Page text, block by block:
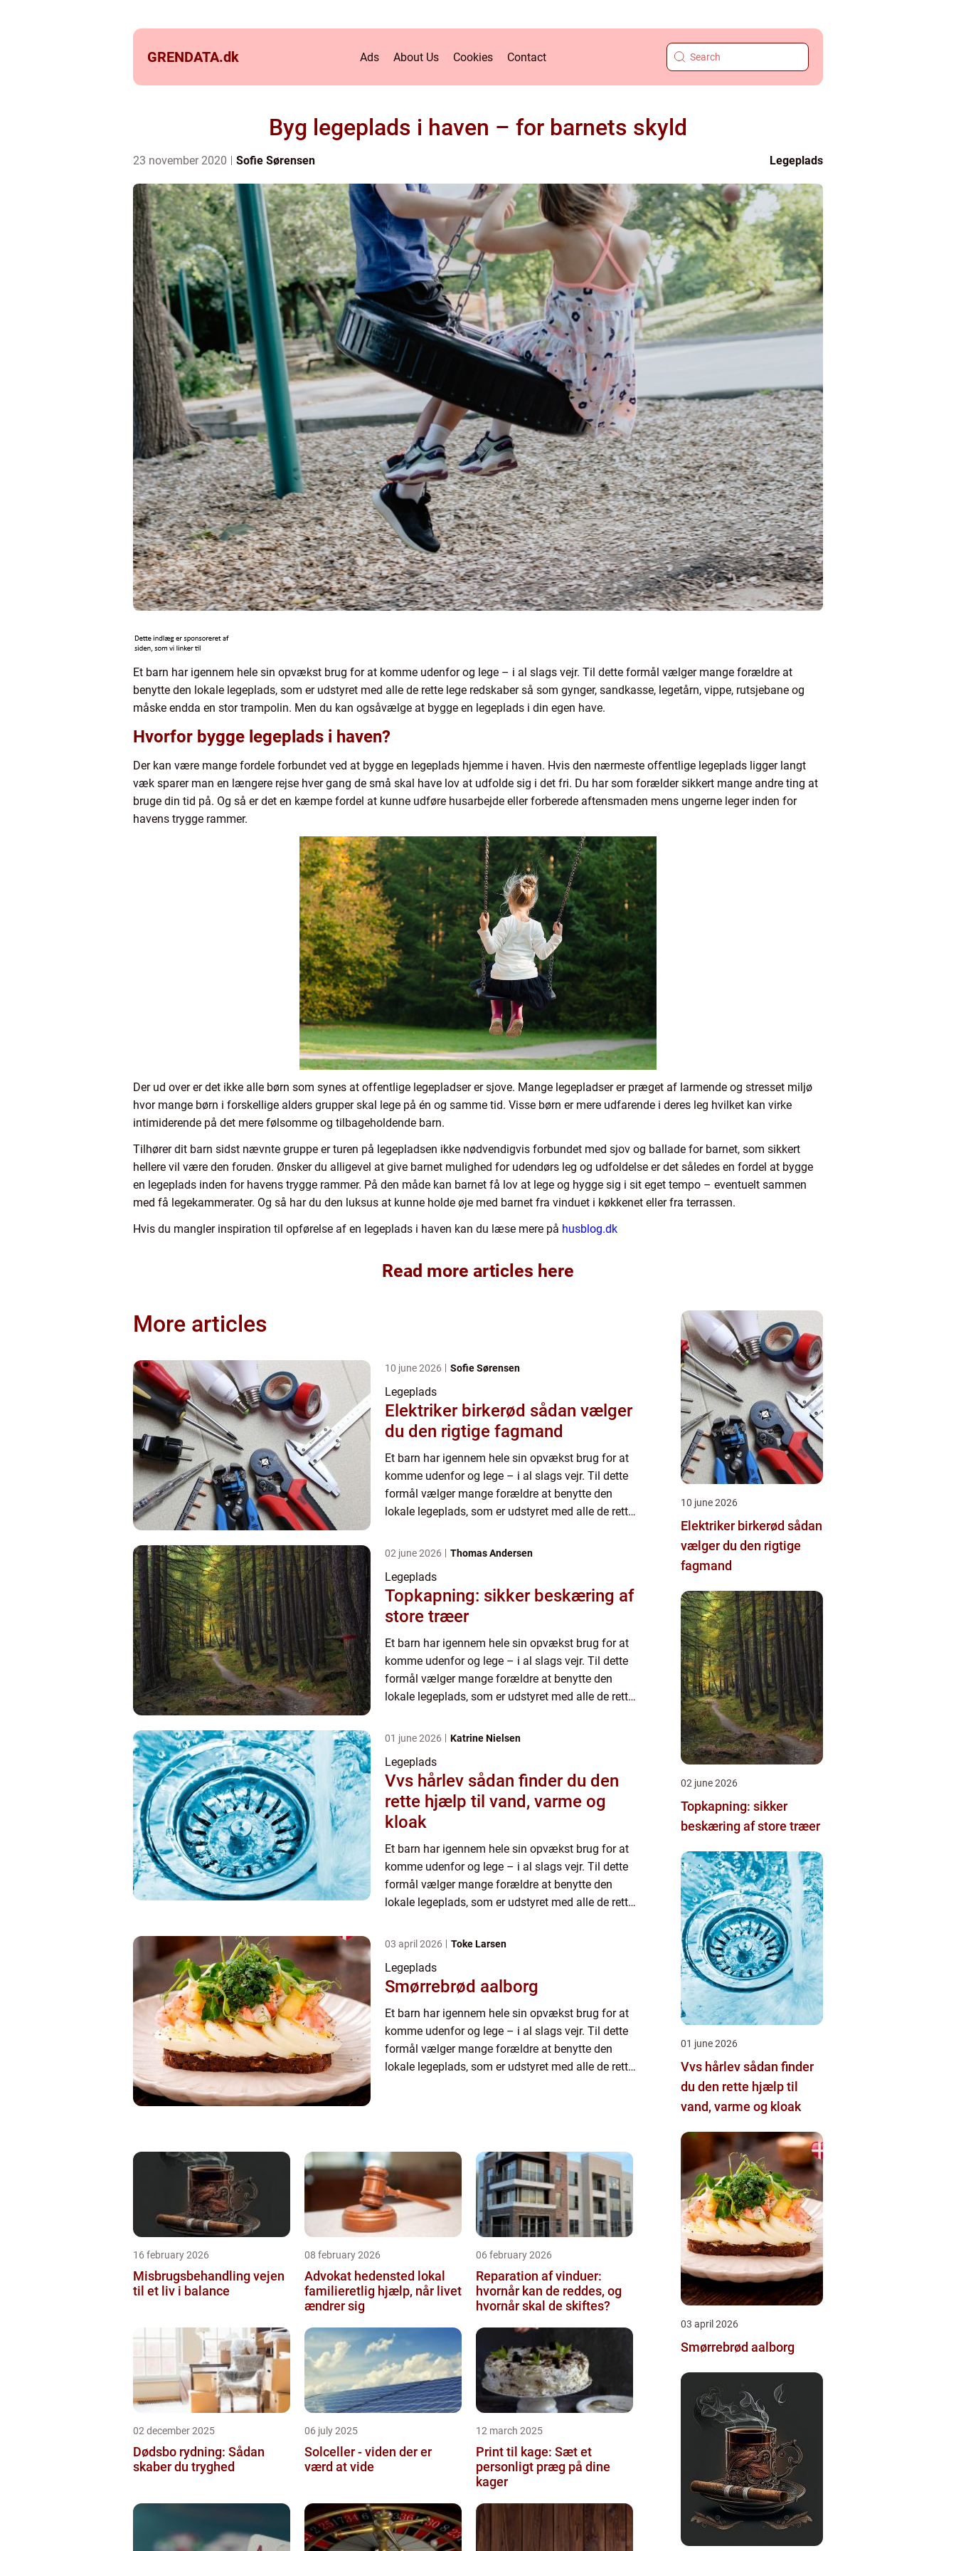
GRENDATA.dk Ads About Us Cookies Contact
Byg legeplads i haven – for barnets skyld
23 november 2020 Sofie Sørensen Legeplads
Et barn har igennem hele sin opvækst brug for at komme udenfor og lege – i al slags vejr. Til dette formål vælger mange forældre at
benytte den lokale legeplads, som er udstyret med alle de rette lege redskaber så som gynger, sandkasse, legetårn, vippe, rutsjebane og
måske endda en stor trampolin. Men du kan ogsåvælge at bygge en legeplads i din egen have.
Hvorfor bygge legeplads i haven?
Der kan være mange fordele forbundet ved at bygge en legeplads hjemme i haven. Hvis den nærmeste offentlige legeplads ligger langt
væk sparer man en længere rejse hver gang de små skal have lov at udfolde sig i det fri. Du har som forælder sikkert mange andre ting at
bruge din tid på. Og så er det en kæmpe fordel at kunne udføre husarbejde eller forberede aftensmaden mens ungerne leger inden for
havens trygge rammer.
Der ud over er det ikke alle børn som synes at offentlige legepladser er sjove. Mange legepladser er præget af larmende og stresset miljø
hvor mange børn i forskellige alders grupper skal lege på én og samme tid. Visse børn er mere udfarende i deres leg hvilket kan virke
intimiderende på det mere følsomme og tilbageholdende barn.
Tilhører dit barn sidst nævnte gruppe er turen på legepladsen ikke nødvendigvis forbundet med sjov og ballade for barnet, som sikkert
hellere vil være den foruden. Ønsker du alligevel at give barnet mulighed for udendørs leg og udfoldelse er det således en fordel at bygge
en legeplads inden for havens trygge rammer. På den måde kan barnet få lov at lege og hygge sig i sit eget tempo – eventuelt sammen
med få legekammerater. Og så har du den luksus at kunne holde øje med barnet fra vinduet i køkkenet eller fra terrassen.
Hvis du mangler inspiration til opførelse af en legeplads i haven kan du læse mere på husblog.dk
Read more articles here
More articles
10 june 2026 Sofie Sørensen
Legeplads
Elektriker birkerød sådan vælger
du den rigtige fagmand
Et barn har igennem hele sin opvækst brug for at
komme udenfor og lege – i al slags vejr. Til dette
formål vælger mange forældre at benytte den
lokale legeplads, som er udstyret med alle de rette
02 june 2026 Thomas Andersen
Legeplads
Topkapning: sikker beskæring af
store træer
Et barn har igennem hele sin opvækst brug for at
komme udenfor og lege – i al slags vejr. Til dette
formål vælger mange forældre at benytte den
lokale legeplads, som er udstyret med alle de rette
01 june 2026 Katrine Nielsen
Legeplads
Vvs hårlev sådan finder du den
rette hjælp til vand, varme og
kloak
Et barn har igennem hele sin opvækst brug for at
komme udenfor og lege – i al slags vejr. Til dette
formål vælger mange forældre at benytte den
lokale legeplads, som er udstyret med alle de rette
03 april 2026 Toke Larsen
Legeplads
Smørrebrød aalborg
Et barn har igennem hele sin opvækst brug for at
komme udenfor og lege – i al slags vejr. Til dette
formål vælger mange forældre at benytte den
lokale legeplads, som er udstyret med alle de rette
16 february 2026
Misbrugsbehandling vejen
til et liv i balance
08 february 2026
Advokat hedensted lokal
familieretlig hjælp, når livet
ændrer sig
06 february 2026
Reparation af vinduer:
hvornår kan de reddes, og
hvornår skal de skiftes?
02 december 2025
Dødsbo rydning: Sådan
skaber du tryghed
06 july 2025
Solceller - viden der er
værd at vide
12 march 2025
Print til kage: Sæt et
personligt præg på dine
kager
10 june 2026
Elektriker birkerød sådan
vælger du den rigtige
fagmand
02 june 2026
Topkapning: sikker
beskæring af store træer
01 june 2026
Vvs hårlev sådan finder
du den rette hjælp til
vand, varme og kloak
03 april 2026
Smørrebrød aalborg